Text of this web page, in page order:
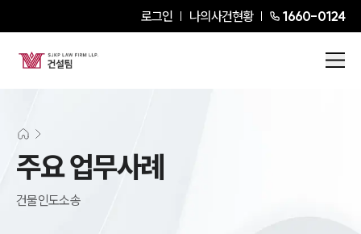
로그인 나의사건현황 1660-0124
주요 업무사례
건물인도소송